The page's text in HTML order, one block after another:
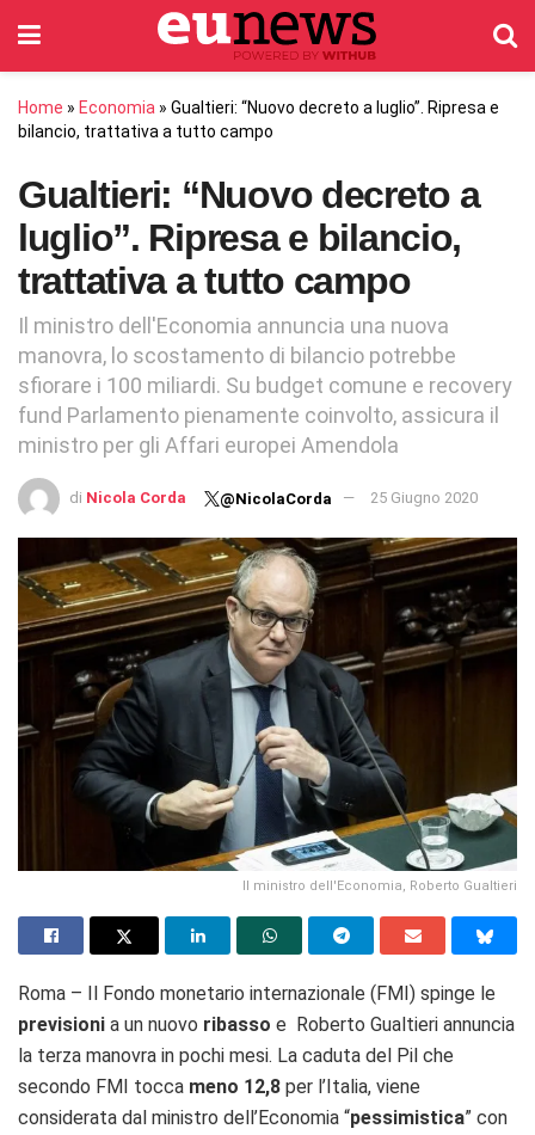
Home » Economia » Gualtieri: “Nuovo decreto a luglio”. Ripresa e
bilancio, trattativa a tutto campo
Gualtieri: “Nuovo decreto a
luglio”. Ripresa e bilancio,
trattativa a tutto campo
Il ministro dell'Economia annuncia una nuova
manovra, lo scostamento di bilancio potrebbe
sfiorare i 100 miliardi. Su budget comune e recovery
fund Parlamento pienamente coinvolto, assicura il
ministro per gli Affari europei Amendola
di Nicola Corda @NicolaCorda 25 Giugno 2020
Il ministro dell'Economia, Roberto Gualtieri
Roma – Il Fondo monetario internazionale (FMI) spinge le
previsioni a un nuovo ribasso e Roberto Gualtieri annuncia
la terza manovra in pochi mesi. La caduta del Pil che
secondo FMI tocca meno 12,8 per l’Italia, viene
considerata dal ministro dell’Economia “pessimistica” con